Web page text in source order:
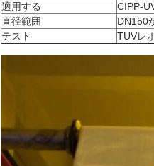
適用する
CIPP-
直径範囲
DN150
テスト
TUVレ